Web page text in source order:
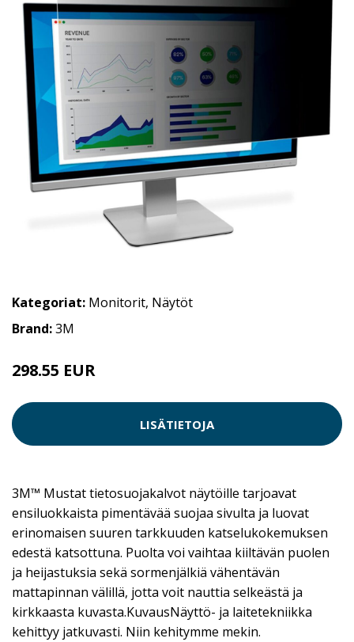
Kategoriat: Monitorit, Näytöt
Brand:3M
298.55 EUR
LISÄTIETOJA
3M™ Mustat tietosuojakalvot näytöille tarjoavat
ensiluokkaista pimentävää suojaa sivulta ja luovat
erinomaisen suuren tarkkuuden katselukokemuksen
edestä katsottuna. Puolta voi vaihtaa kiiltävän puolen
ja heijastuksia sekä sormenjälkiä vähentävän
mattapinnan välillä, jotta voit nauttia selkeästä ja
kirkkaasta kuvasta.KuvausNäyttö- ja laitetekniikka
kehittyy jatkuvasti. Niin kehitymme mekin.